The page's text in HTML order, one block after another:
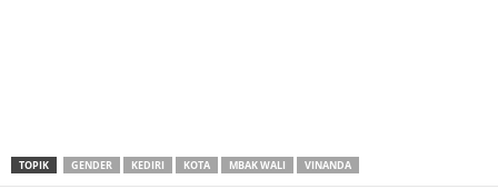
TOPIK GENDER KEDIRI KOTA MBAK WALI VINANDA